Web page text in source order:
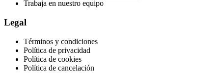
Trabaja en nuestro equipo
Legal
Términos y condiciones
Política de privacidad
Política de cookies
Política de cancelación